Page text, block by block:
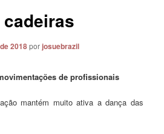
2018porjosuebrazil
de profissionais
mantém muito ativa a dança das